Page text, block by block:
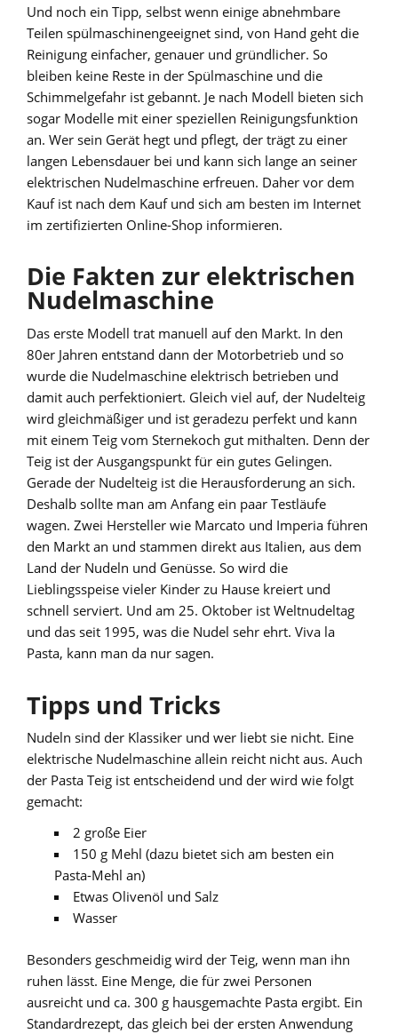
Und noch ein Tipp, selbst wenn einige abnehmbare
Teilen spülmaschinengeeignet sind, von Hand geht die
Reinigung einfacher, genauer und gründlicher. So
bleiben keine Reste in der Spülmaschine und die
Schimmelgefahr ist gebannt. Je nach Modell bieten sich
sogar Modelle mit einer speziellen Reinigungsfunktion
an. Wer sein Gerät hegt und pflegt, der trägt zu einer
langen Lebensdauer bei und kann sich lange an seiner
elektrischen Nudelmaschine erfreuen. Daher vor dem
Kauf ist nach dem Kauf und sich am besten im Internet
im zertifizierten Online-Shop informieren.
Die Fakten zur elektrischen
Nudelmaschine
Das erste Modell trat manuell auf den Markt. In den
80er Jahren entstand dann der Motorbetrieb und so
wurde die Nudelmaschine elektrisch betrieben und
damit auch perfektioniert. Gleich viel auf, der Nudelteig
wird gleichmäßiger und ist geradezu perfekt und kann
mit einem Teig vom Sternekoch gut mithalten. Denn der
Teig ist der Ausgangspunkt für ein gutes Gelingen.
Gerade der Nudelteig ist die Herausforderung an sich.
Deshalb sollte man am Anfang ein paar Testläufe
wagen. Zwei Hersteller wie Marcato und Imperia führen
den Markt an und stammen direkt aus Italien, aus dem
Land der Nudeln und Genüsse. So wird die
Lieblingsspeise vieler Kinder zu Hause kreiert und
schnell serviert. Und am 25. Oktober ist Weltnudeltag
und das seit 1995, was die Nudel sehr ehrt. Viva la
Pasta, kann man da nur sagen.
Tipps und Tricks
Nudeln sind der Klassiker und wer liebt sie nicht. Eine
elektrische Nudelmaschine allein reicht nicht aus. Auch
der Pasta Teig ist entscheidend und der wird wie folgt
gemacht:
2 große Eier
150 g Mehl (dazu bietet sich am besten ein
Pasta-Mehl an)
Etwas Olivenöl und Salz
Wasser
Besonders geschmeidig wird der Teig, wenn man ihn
ruhen lässt. Eine Menge, die für zwei Personen
ausreicht und ca. 300 g hausgemachte Pasta ergibt. Ein
Standardrezept, das gleich bei der ersten Anwendung